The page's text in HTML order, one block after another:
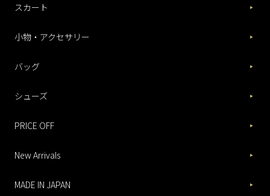
スカート
小物・アクセサリー
バッグ
シューズ
PRICE OFF
New Arrivals
MADE IN JAPAN